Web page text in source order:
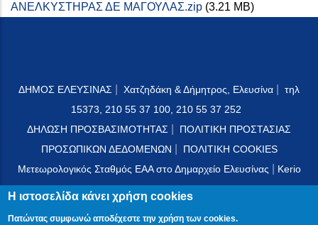
ΑΝΕΛΚΥΣΤΗΡΑΣ ΔΕ ΜΑΓΟΥΛΑΣ.zip (3.21 MB)
ΔΗΜΟΣ ΕΛΕΥΣΙΝΑΣ Χατζηδάκη & Δήμητρος, Ελευσίνα
τηλ
15373, 210 55 37 100, 210 55 37 252
ΔΗΛΩΣΗ ΠΡΟΣΒΑΣΙΜΟΤΗΤΑΣ
ΠΟΛΙΤΙΚΗ ΠΡΟΣΤΑΣΙΑΣ
ΠΡΟΣΩΠΙΚΩΝ ΔΕΔΟΜΕΝΩΝ
ΠΟΛΙΤΙΚΗ COOKIES
Μετεωρολογικός Σταθμός ΕΑΑ στο Δημαρχείο Ελευσίνας
Kerio
Mail Server
Η ιστοσελίδα κάνει χρήση cookies
Πατώντας συμφωνώ αποδέχεστε την χρήση των cookies.